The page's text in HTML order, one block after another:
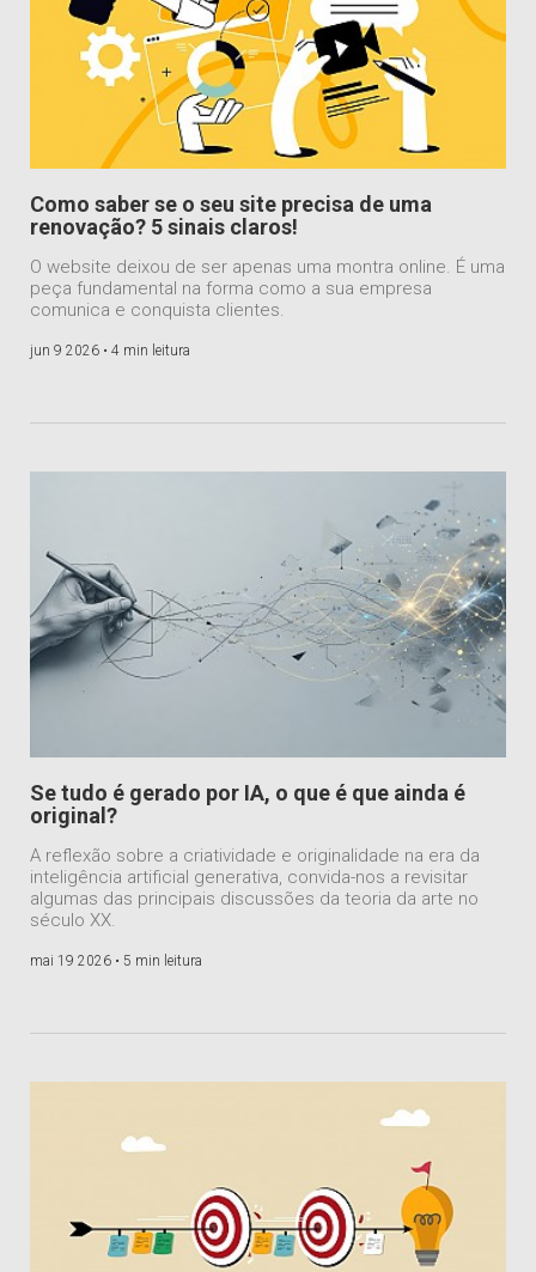
Como saber se o seu site precisa de uma
renovação? 5 sinais claros!
O website deixou de ser apenas uma montra online. É uma
peça fundamental na forma como a sua empresa
comunica e conquista clientes.
jun 9 2026 • 4 min leitura
Se tudo é gerado por IA, o que é que ainda é
original?
A reflexão sobre a criatividade e originalidade na era da
inteligência artificial generativa, convida-nos a revisitar
algumas das principais discussões da teoria da arte no
século XX.
mai 19 2026 • 5 min leitura